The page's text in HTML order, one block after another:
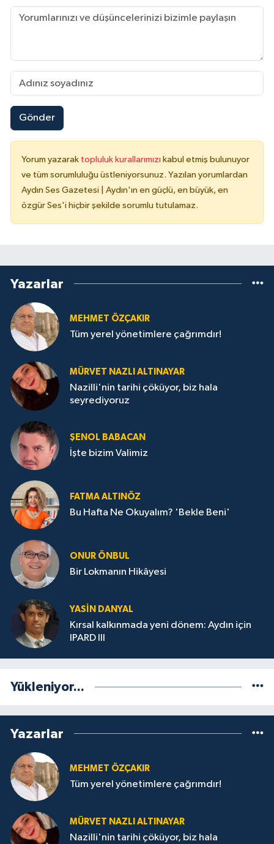
Gönder
Yorum yazarak topluluk kurallarımızı kabul etmiş bulunuyor
ve tüm sorumluluğu üstleniyorsunuz. Yazılan yorumlardan
Aydın Ses Gazetesi | Aydın'ın en güçlü, en büyük, en
özgür Ses'i hiçbir şekilde sorumlu tutulamaz.
Yazarlar
MEHMET ÖZÇAKIR
Tüm yerel yönetimlere çağrımdır!
MÜRVET NAZLI ALTINAYAR
Nazilli'nin tarihi çöküyor, biz hala
seyrediyoruz
ŞENOL BABACAN
İşte bizim Valimiz
FATMA ALTINÖZ
Bu Hafta Ne Okuyalım? 'Bekle Beni'
ONUR ÖNBUL
Bir Lokmanın Hikâyesi
YASIN DANYAL
Kırsal kalkınmada yeni dönem: Aydın için
IPARD III
Yükleniyor...
Yazarlar
MEHMET ÖZÇAKIR
Tüm yerel yönetimlere çağrımdır!
MÜRVET NAZLI ALTINAYAR
Nazilli'nin tarihi çöküyor, biz hala